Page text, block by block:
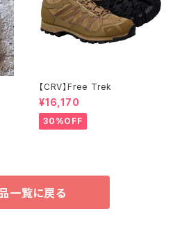
【CRV】Free Trek
¥16,170
30%OFF
一覧に戻る